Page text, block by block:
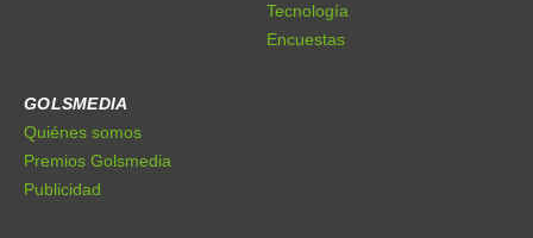
Tecnología
Encuestas
GOLSMEDIA
Quiénes somos
Premios Golsmedia
Publicidad